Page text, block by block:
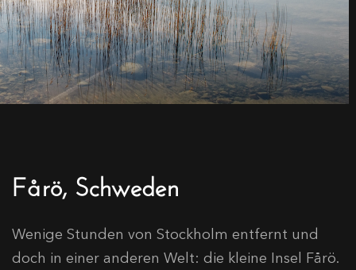
Fårö, Schweden
Wenige Stunden von Stockholm entfernt und
doch in einer anderen Welt: die kleine Insel Fårö.